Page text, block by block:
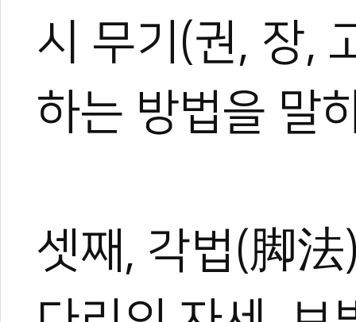
시 무기(권, 장,
하는 방법을 말
셋째, 각법(脚法